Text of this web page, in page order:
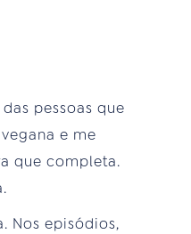
pessoas que
e me
que completa.
Nos episódios,